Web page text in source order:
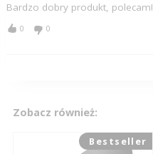
Bardzo dobry produkt, polecam!
0 0
Zobacz również:
Bestseller